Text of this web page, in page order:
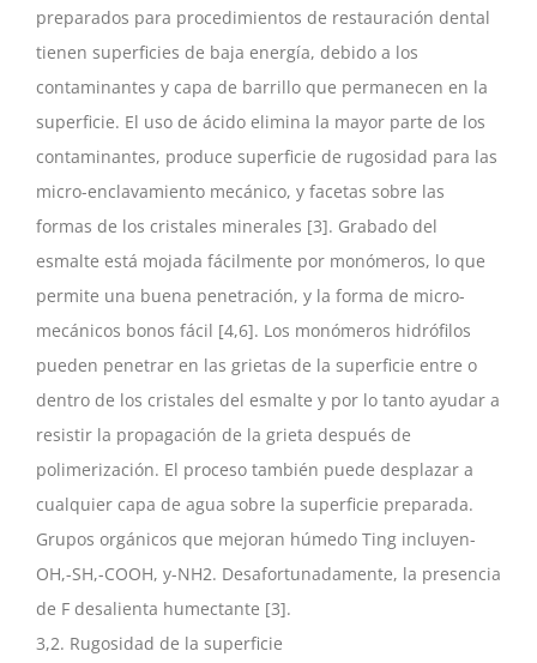
preparados para procedimientos de restauración dental
tienen superficies de baja energía, debido a los
contaminantes y capa de barrillo que permanecen en la
superficie. El uso de ácido elimina la mayor parte de los
contaminantes, produce superficie de rugosidad para las
micro-enclavamiento mecánico, y facetas sobre las
formas de los cristales minerales [3]. Grabado del
esmalte está mojada fácilmente por monómeros, lo que
permite una buena penetración, y la forma de micro-
mecánicos bonos fácil [4,6]. Los monómeros hidrófilos
pueden penetrar en las grietas de la superficie entre o
dentro de los cristales del esmalte y por lo tanto ayudar a
resistir la propagación de la grieta después de
polimerización. El proceso también puede desplazar a
cualquier capa de agua sobre la superficie preparada.
Grupos orgánicos que mejoran húmedo Ting incluyen-
OH,-SH,-COOH, y-NH2. Desafortunadamente, la presencia
de F desalienta humectante [3].
3,2. Rugosidad de la superficie